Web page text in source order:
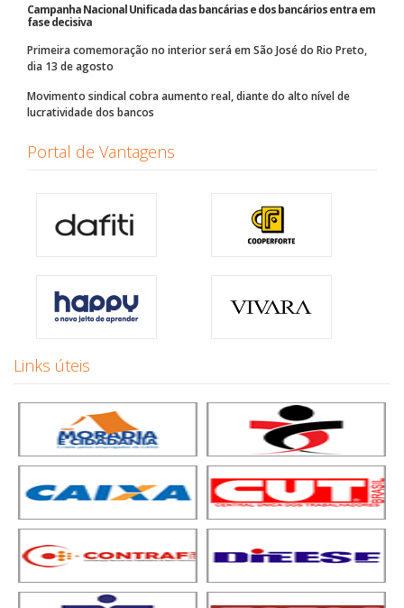
Campanha Nacional Unificada das bancárias e dos bancários entra em
fase decisiva
Primeira comemoração no interior será em São José do Rio Preto,
dia 13 de agosto
Movimento sindical cobra aumento real, diante do alto nível de
lucratividade dos bancos
Portal de Vantagens
Links úteis